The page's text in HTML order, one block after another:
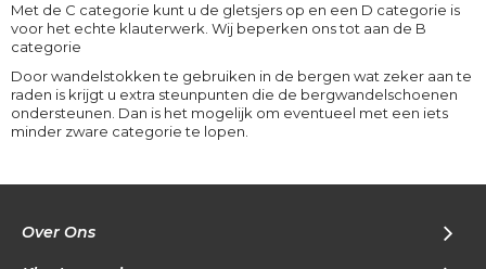
Met de C categorie kunt u de gletsjers op en een D categorie is
voor het echte klauterwerk. Wij beperken ons tot aan de B
categorie
Door wandelstokken te gebruiken in de bergen wat zeker aan te
raden is krijgt u extra steunpunten die de bergwandelschoenen
ondersteunen. Dan is het mogelijk om eventueel met een iets
minder zware categorie te lopen.
Over Ons